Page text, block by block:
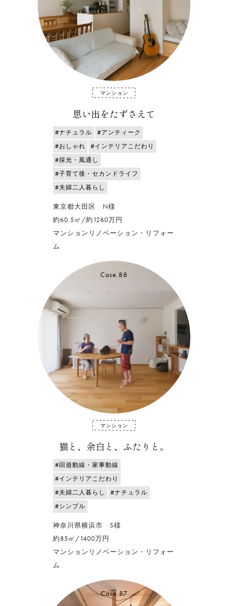
マンション
思い出をたずさえて
#ナチュラル
#アンティーク
#おしゃれ
#インテリアこだわり
#採光・風通し
#子育て後・セカンドライフ
#夫婦二人暮らし
東京都大田区 N様
約60.5㎡/約1260万円
マンションリノベーション・リフォー
ム
Case.88
マンション
猫と、余白と、ふたりと。
#回遊動線・家事動線
#インテリアこだわり
#夫婦二人暮らし
#ナチュラル
#シンプル
神奈川県横浜市 S様
約85㎡/1400万円
マンションリノベーション・リフォー
ム
Case.87